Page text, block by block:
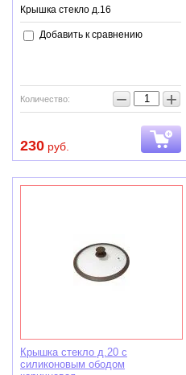
Крышка стекло д.16
Добавить к сравнению
Количество: − +
230 руб.
Крышка стекло д.20 с
силиконовым ободом